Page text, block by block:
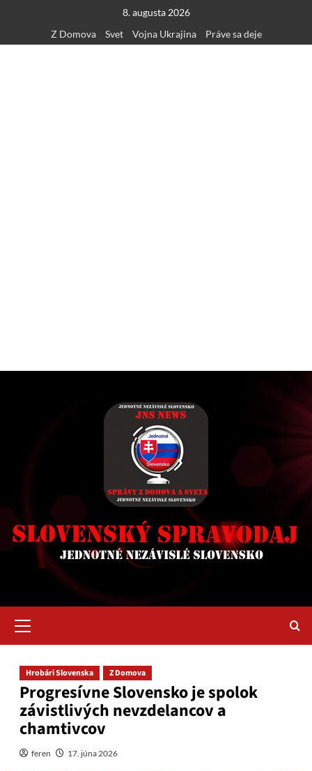
content
8. augusta 2026
Z Domova
Svet Vojna Ukrajina Práve sa deje
Menu
Hrobári Slovenska Z Domova
Progresívne Slovensko je spolok
závistlivých nevzdelancov a
chamtivcov
feren 17. júna 2026